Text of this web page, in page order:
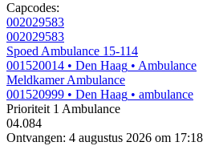
Capcodes:
002029583
002029583
Spoed Ambulance 15-114
001520014 • Den Haag • Ambulance
Meldkamer Ambulance
001520999 • Den Haag • ambulance
Prioriteit 1 Ambulance
04.084
Ontvangen: 4 augustus 2026 om 17:18